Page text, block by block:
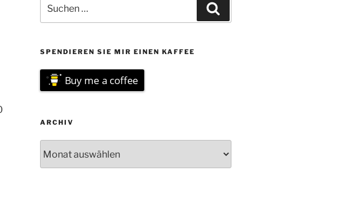
nach:
SPENDIEREN SIE MIR EINEN KAFFEE
Buy me a coffee
ARCHIV